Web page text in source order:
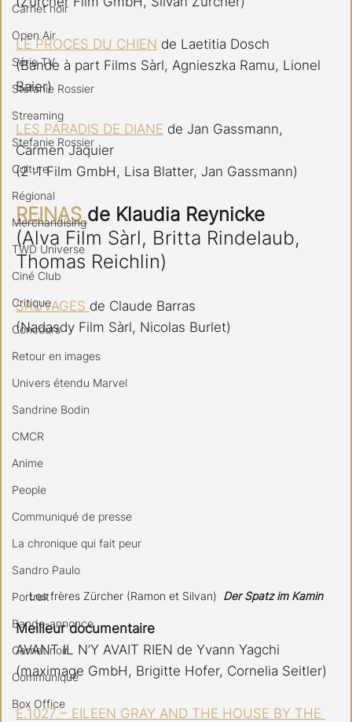
Carnet noir
Open Air
Série TV
Stéfanie Rossier
Streaming
Stefanie Rossier
Culture
Régional
Merchandising
TWD Universe
Ciné Club
Critique
Concours
Retour en images
Univers étendu Marvel
Sandrine Bodin
CMCR
Anime
People
Communiqué de presse
La chronique qui fait peur
Sandro Paulo
Portrait
Bande-annonce
Carnet noir
Communiqué
Box Office
LE PROCES DU CHIEN de Laetitia Dosch
(Bande à part Films Sàrl, Agnieszka Ramu, Lionel
Baier)
LES PARADIS DE DIANE de Jan Gassmann,
Carmen Jaquier
(2 :1 Film GmbH, Lisa Blatter, Jan Gassmann)
REINAS de Klaudia Reynicke
(Alva Film Sàrl, Britta Rindelaub,
Thomas Reichlin)
SAUVAGES de Claude Barras
(Nadasdy Film Sàrl, Nicolas Burlet)
Les frères Zürcher (Ramon et Silvan) Der Spatz im Kamin
Meilleur documentaire
AVANT IL N’Y AVAIT RIEN de Yvann Yagchi
(maximage GmbH, Brigitte Hofer, Cornelia Seitler)
E.1027 – EILEEN GRAY AND THE HOUSE BY THE